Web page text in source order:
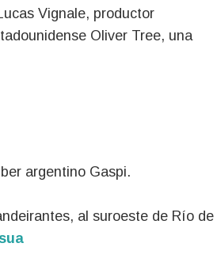
Vignale, productor
Oliver Tree, una
argentino Gaspi.
al suroeste de Río de